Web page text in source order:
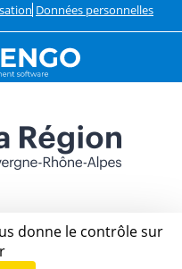
Données personnelles
donne le contrôle sur